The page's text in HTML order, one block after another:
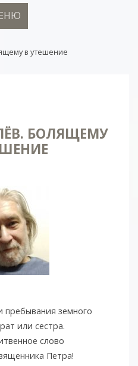
в утешение
БОЛЯЩЕМУ
пребывания земного
или сестра.
слово
Петра!